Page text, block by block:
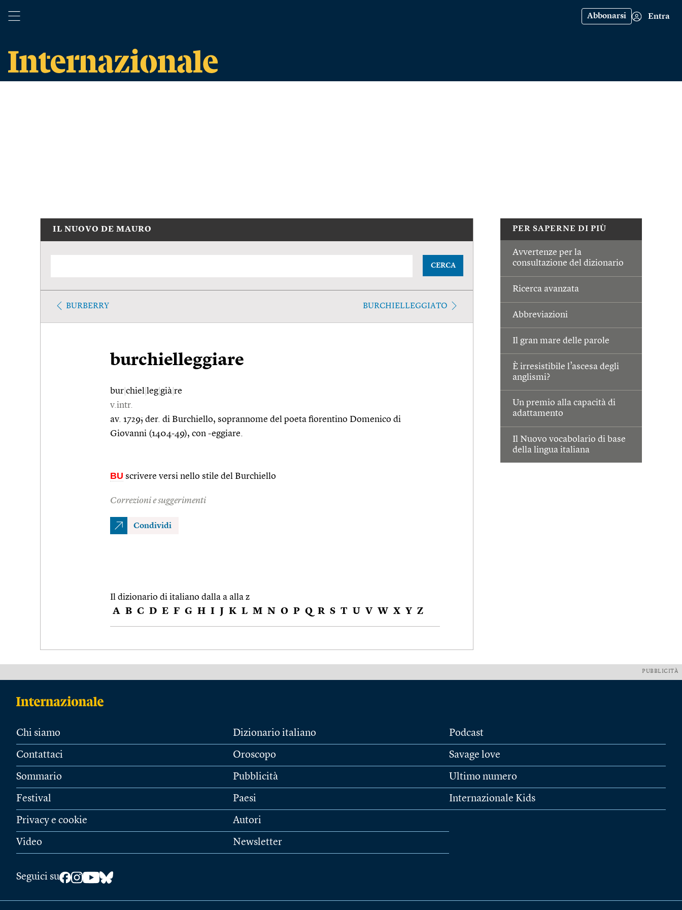
Abbonarsi Entra
PER SAPERNE DI PIÙ
Avvertenze per la
consultazione del dizionario
Ricerca avanzata
Abbreviazioni
Il gran mare delle parole
È irresistibile l’ascesa degli
anglismi?
Un premio alla capacità di
adattamento
Il Nuovo vocabolario di base
della lingua italiana
IL NUOVO DE MAURO
CERCA
BURBERRY BURCHIELLEGGIATO
burchielleggiare
bur chiel leg già re
v.intr.
av. 1729; der. di Burchiello, soprannome del poeta fiorentino Domenico di
Giovanni (1404-49), con -eggiare.
BU scrivere versi nello stile del Burchiello
Correzioni e suggerimenti
Condividi
Il dizionario di italiano dalla a alla z
A B C D E F G H I J K L M N O P Q R S T U V W X Y Z
PUBBLICITÀ
Chi siamo
Contattaci
Sommario
Festival
Privacy e cookie
Video
Dizionario italiano
Oroscopo
Pubblicità
Paesi
Autori
Newsletter
Podcast
Savage love
Ultimo numero
Internazionale Kids
Seguici su